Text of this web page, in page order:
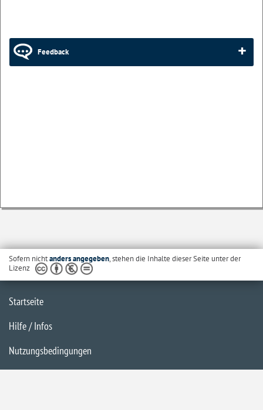
Feedback
Sofern nichtanders angegeben, stehen die Inhalte dieser Seite unter der
Lizenz
Startseite
Hilfe / Infos
Nutzungsbedingungen